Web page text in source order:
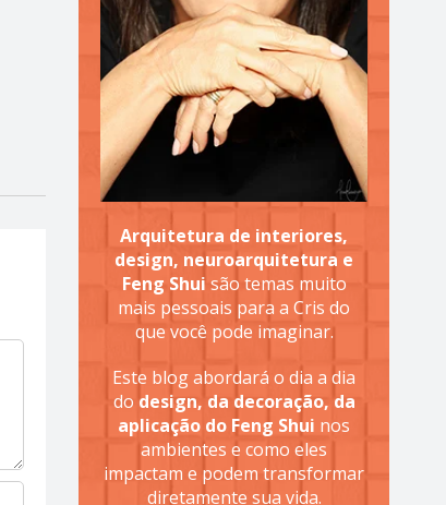
Arquitetura de interiores,
design, neuroarquitetura e
Feng Shui são temas muito
mais pessoais para a Cris do
que você pode imaginar.
Este blog abordará o dia a dia
do design, da decoração, da
aplicação do Feng Shui nos
ambientes e como eles
impactam e podem transformar
diretamente sua vida.